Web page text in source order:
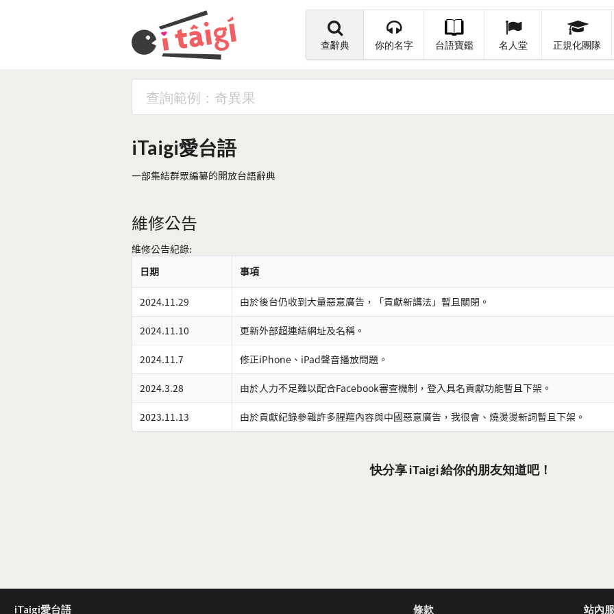
查辭典 你的名字 台語寶鑑 名人堂 正規化團隊
iTaigi愛台語
一部集結群眾編纂的開放台語辭典
維修公告
維修公告紀錄:
日期
事項
2024.11.29 由於後台仍收到大量惡意廣告，「貢獻新講法」暫且關閉。
2024.11.10 更新外部超連結網址及名稱。
2024.11.7 修正iPhone、iPad聲音播放問題。
2024.3.28 由於人力不足難以配合Facebook審查機制，登入具名貢獻功能暫且下架。
2023.11.13 由於貢獻紀錄參雜許多腥羶內容與中國惡意廣告，我很會、燒燙燙新詞暫且下架。
快分享 iTaigi 給你的朋友知道吧！
iTaigi愛台語 條款 站內